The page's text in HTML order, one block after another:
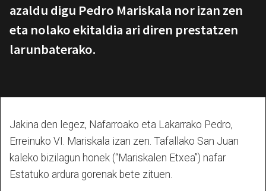
azaldu digu Pedro Mariskala nor izan zen
eta nolako ekitaldia ari diren prestatzen
larunbaterako.
Jakina den legez, Nafarroako eta Lakarrako Pedro,
Erreinuko VI. Mariskala izan zen. Tafallako San Juan
kaleko bizilagun honek (“Mariskalen Etxea”) nafar
Estatuko ardura gorenak bete zituen.